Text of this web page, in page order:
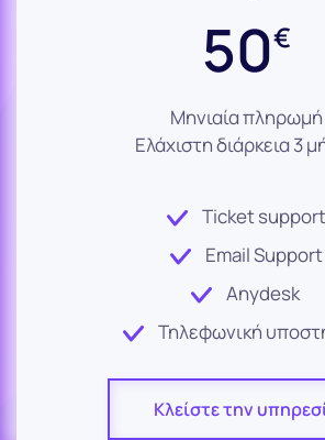
50€
Μηνιαία πληρωμή
Ελάχιστη διάρκεια 3
Ticket support
Email Support
Anydesk
Τηλεφωνική
Κλείστε την